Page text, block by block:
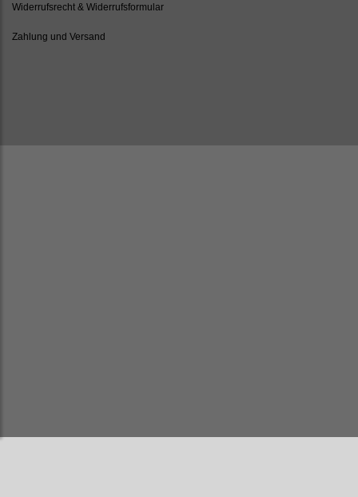
Widerrufsrecht & Widerrufsformular
Zahlung und Versand